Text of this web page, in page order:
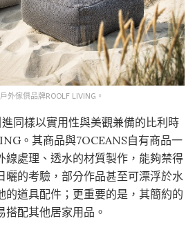
外傢俱品牌ROOLF LIVING。
同樣以實用性與美觀兼備的比利時
。其商品與7OCEANS自有商品一
線處理、透水的材質製作，能夠禁得
曬的考驗，部分作品甚至可漂浮於水
的道具配件；更重要的是，其簡約的
配其他居家用品。